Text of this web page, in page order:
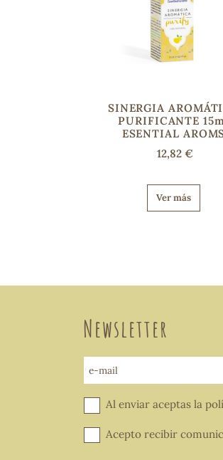
SINERGIA
PURIFICANTE
ESENTIAL
12,82 €
Ver más
Newsletter
e-mail
Al enviar aceptas la
Acepto recibir